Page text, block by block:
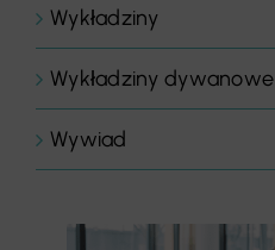
Wykładziny
Wykładziny dywanowe
Wywiad